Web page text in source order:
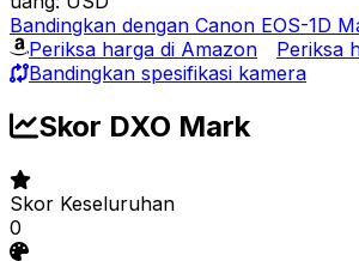
Bandingkan dengan Canon EOS-1D
Periksa harga di Amazon
Periksa
Bandingkan spesifikasi kamera
Skor DXO Mark
Skor Keseluruhan
0